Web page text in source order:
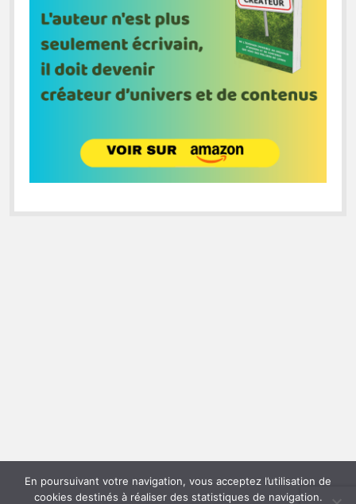
En poursuivant votre navigation, vous acceptez l’utilisation de
cookies destinés à réaliser des statistiques de navigation.